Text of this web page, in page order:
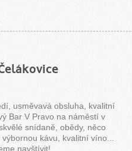
usměvavá obsluha, kvalitní
Bar V Pravo na náměstí v
snídaně, obědy, něco
kávu, kvalitní víno...
navštívit!